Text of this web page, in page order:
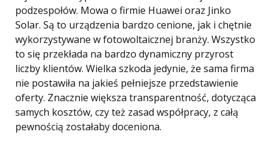
podzespołów. Mowa o firmie Huawei oraz Jinko
Solar. Są to urządzenia bardzo cenione, jak i chętnie
wykorzystywane w fotowoltaicznej branży. Wszystko
to się przekłada na bardzo dynamiczny przyrost
liczby klientów. Wielka szkoda jedynie, że sama firma
nie postawiła na jakieś pełniejsze przedstawienie
oferty. Znacznie większa transparentność, dotycząca
samych kosztów, czy też zasad współpracy, z całą
pewnością zostałaby doceniona.